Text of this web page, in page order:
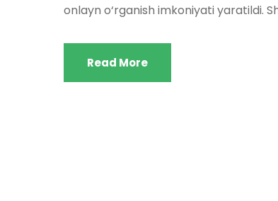
onlayn o‘rganish imkoniyati yaratildi.
Read More